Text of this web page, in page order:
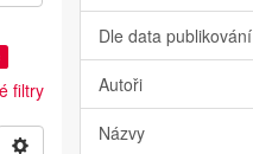
filtry
Dle data publikování
Autoři
Názvy